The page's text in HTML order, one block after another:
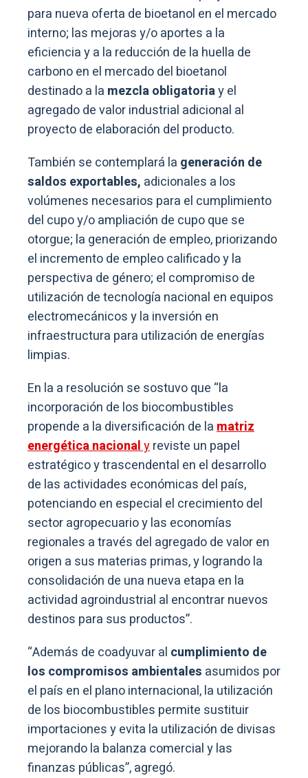
para nueva oferta de bioetanol en el mercado
interno; las mejoras y/o aportes a la
eficiencia y a la reducción de la huella de
carbono en el mercado del bioetanol
destinado a la mezcla obligatoriay el
agregado de valor industrial adicional al
proyecto de elaboración del producto.
También se contemplará la generación de
saldos exportables, adicionales a los
volúmenes necesarios para el cumplimiento
del cupo y/o ampliación de cupo que se
otorgue; la generación de empleo, priorizando
el incremento de empleo calificado y la
perspectiva de género; el compromiso de
utilización de tecnología nacional en equipos
electromecánicos y la inversión en
infraestructura para utilización de energías
limpias.
En la a resolución se sostuvo que “la
incorporación de los biocombustibles
propende a la diversificación de lamatriz
energética nacionalyreviste un papel
estratégico y trascendental en el desarrollo
de las actividades económicas del país,
potenciando en especial el crecimiento del
sector agropecuario y las economías
regionales a través del agregado de valor en
origen a sus materias primas, y logrando la
consolidación de una nueva etapa en la
actividad agroindustrial al encontrar nuevos
destinos para sus productos”.
“Además de coadyuvar al cumplimiento de
los compromisos ambientales asumidos por
el país en el plano internacional, la utilización
de los biocombustibles permite sustituir
importaciones y evita la utilización de divisas
mejorando la balanza comercial y las
finanzas públicas”, agregó.